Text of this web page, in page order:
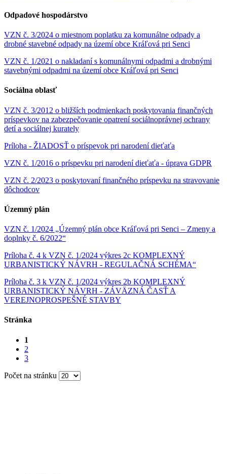
Odpadové hospodárstvo
VZN č. 3/2024 o miestnom poplatku za komunálne odpady a
drobné stavebné odpady na území obce Kráľová pri Senci
VZN č. 1/2021 o nakladaní s komunálnymi odpadmi a drobnými
stavebnými odpadmi na území obce Kráľová pri Senci
Sociálna oblasť
VZN č. 3/2012 o bližších podmienkach poskytovania finančných
príspevkov na zabezpečovanie opatrení sociálnoprávnej ochrany
detí a sociálnej kurately
Príloha - ŽIADOSŤ o príspevok pri narodení dieťaťa
VZN č. 1/2016 o príspevku pri narodení dieťaťa - úprava GDPR
VZN č. 2/2023 o poskytovaní finančného príspevku na stravovanie
dôchodcov
Územný plán
VZN č. 1/2024 „Územný plán obce Kráľová pri Senci – Zmeny a
doplnky č. 6/2022“
Príloha č. 4 k VZN č. 1/2024 výkres 2c KOMPLEXNÝ
URBANISTICKÝ NÁVRH - REGULAČNÁ SCHÉMA“
Príloha č. 3 k VZN č. 1/2024 výkres 2b KOMPLEXNÝ
URBANISTICKÝ NÁVRH - ZÁVÄZNÁ ČASŤ A
VEREJNOPROSPEŠNÉ STAVBY
Stránka
1
2
3
Počet na stránku